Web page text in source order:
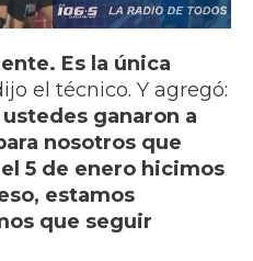
Es la única
el técnico. Y agregó:
ganaron a
nosotros que
5 de enero hicimos
estamos
que seguir